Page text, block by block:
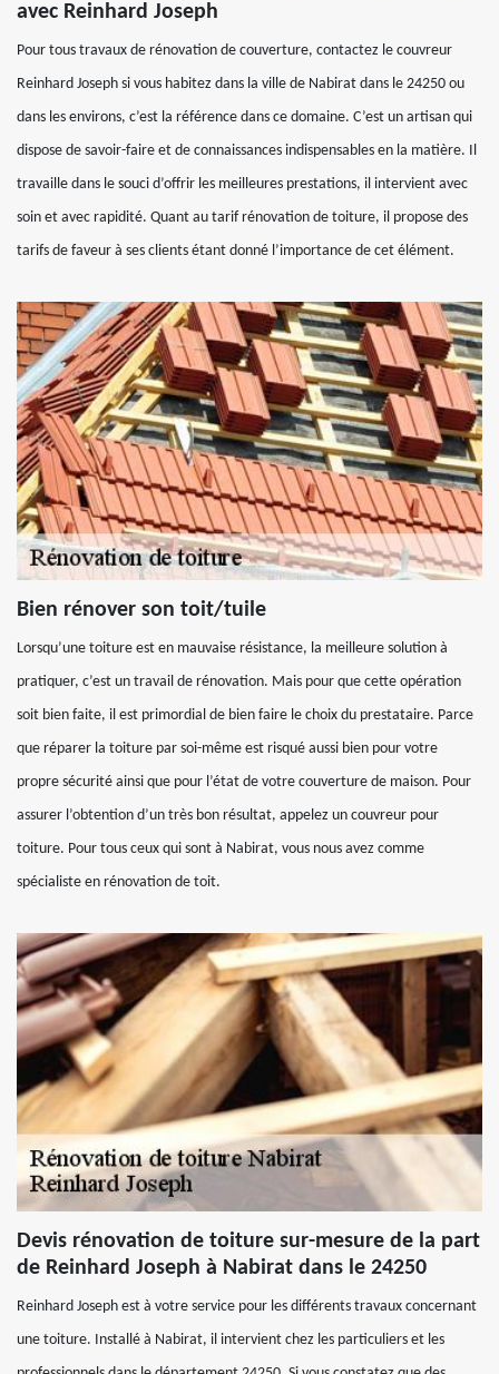
avec Reinhard Joseph
Pour tous travaux de rénovation de couverture, contactez le couvreur
Reinhard Joseph si vous habitez dans la ville de Nabirat dans le 24250 ou
dans les environs, c’est la référence dans ce domaine. C’est un artisan qui
dispose de savoir-faire et de connaissances indispensables en la matière. Il
travaille dans le souci d’offrir les meilleures prestations, il intervient avec
soin et avec rapidité. Quant au tarif rénovation de toiture, il propose des
tarifs de faveur à ses clients étant donné l’importance de cet élément.
Bien rénover son toit/tuile
Lorsqu’une toiture est en mauvaise résistance, la meilleure solution à
pratiquer, c’est un travail de rénovation. Mais pour que cette opération
soit bien faite, il est primordial de bien faire le choix du prestataire. Parce
que réparer la toiture par soi-même est risqué aussi bien pour votre
propre sécurité ainsi que pour l’état de votre couverture de maison. Pour
assurer l’obtention d’un très bon résultat, appelez un couvreur pour
toiture. Pour tous ceux qui sont à Nabirat, vous nous avez comme
spécialiste en rénovation de toit.
Devis rénovation de toiture sur-mesure de la part
de Reinhard Joseph à Nabirat dans le 24250
Reinhard Joseph est à votre service pour les différents travaux concernant
une toiture. Installé à Nabirat, il intervient chez les particuliers et les